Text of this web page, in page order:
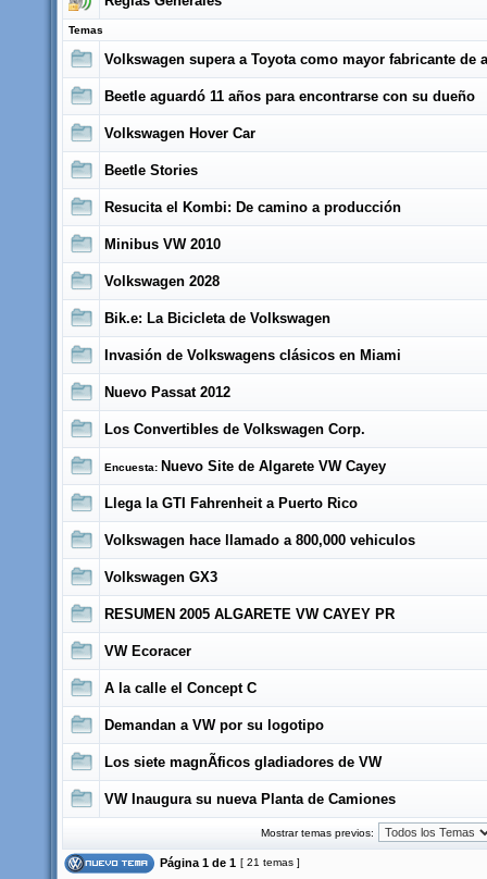
Temas
Volkswagen supera a Toyota como mayor fabricante de
Beetle aguardó 11 años para encontrarse con su dueño
Volkswagen Hover Car
Beetle Stories
Resucita el Kombi: De camino a producción
Minibus VW 2010
Volkswagen 2028
Bik.e: La Bicicleta de Volkswagen
Invasión de Volkswagens clásicos en Miami
Nuevo Passat 2012
Los Convertibles de Volkswagen Corp.
Encuesta: Nuevo Site de Algarete VW Cayey
Llega la GTI Fahrenheit a Puerto Rico
Volkswagen hace llamado a 800,000 vehiculos
Volkswagen GX3
RESUMEN 2005 ALGARETE VW CAYEY PR
VW Ecoracer
A la calle el Concept C
Demandan a VW por su logotipo
Los siete magnÃ­ficos gladiadores de VW
VW Inaugura su nueva Planta de Camiones
Mostrar temas previos:
Página 1 de 1 [ 21 temas ]